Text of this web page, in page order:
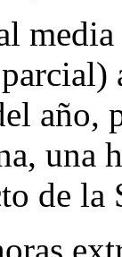
año,
una
de la